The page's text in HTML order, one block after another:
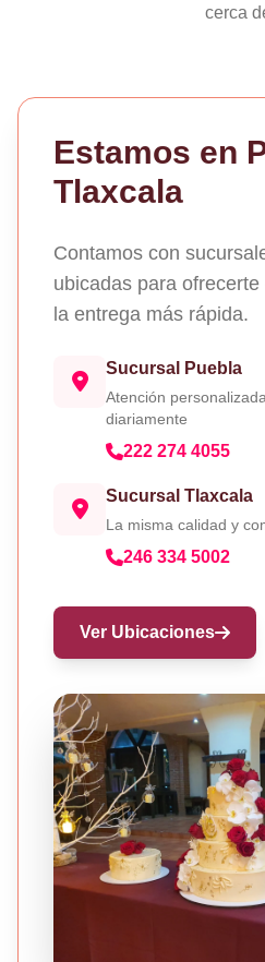
cerca
Estamos en
Tlaxcala
Contamos con
ubicadas para
la entrega más rápida.
Sucursal Puebla
Atención
diariamente
222 274 4055
Sucursal Tlaxcala
La misma calidad y
246 334 5002
Ver Ubicaciones